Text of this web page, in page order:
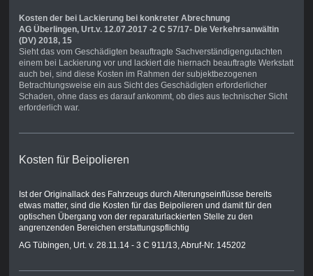
Kosten der bei Lackierung bei konkreter Abrechnung
AG Überlingen, Urt.v. 12.07.2017 -2 C 57/17- Die Verkehrsanwältin
(DV) 2018, 15
Sieht das vom Geschädigten beauftragte Sachverständigengutachten
einem bei Lackierung vor und lackiert die hiernach beauftragte Werkstatt
auch bei, sind diese Kosten im Rahmen der subjektbezogenen
Betrachtungsweise ein aus Sicht des Geschädigten erforderlicher
Schaden, ohne dass es darauf ankommt, ob dies aus technischer Sicht
erforderlich war.
Kosten für Beipolieren
Ist der Originallack des Fahrzeugs durch Alterungseinflüsse bereits
etwas matter, sind die Kosten für das Beipolieren und damit für den
optischen Übergang von der reparaturlackierten Stelle zu den
angrenzenden Bereichen erstattungspflichtig
AG Tübingen, Urt. v. 28.11.14 - 3 C 911/13, Abruf-Nr. 145202